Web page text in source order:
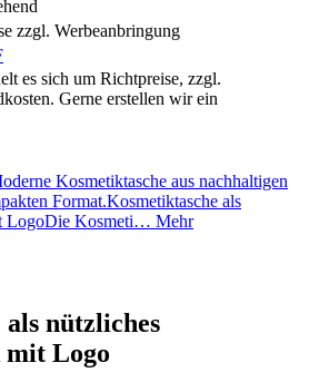
zzgl. Werbeanbringung
es sich um Richtpreise, zzgl.
Gerne erstellen wir ein
Kosmetiktasche aus nachhaltigen
Format.Kosmetiktasche als
LogoDie Kosmeti… Mehr
nützliches
mit Logo